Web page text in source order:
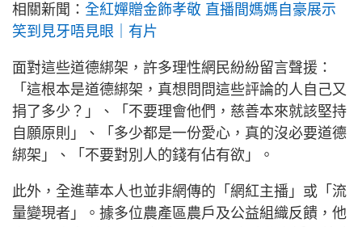
相關新聞： 全紅嬋贈金飾孝敬 直播間媽媽自豪展示
笑到見牙唔見眼｜有片
面對這些道德綁架，許多理性網民紛紛留言聲援：
「這根本是道德綁架，真想問問這些評論的人自己又
捐了多少？」、「不要理會他們，慈善本來就該堅持
自願原則」、「多少都是一份愛心，真的沒必要道德
綁架」、「不要對別人的錢有佔有欲」。
此外，全進華本人也並非網傳的「網紅主播」或「流
量變現者」。據多位農產區農戶及公益組織反饋，他